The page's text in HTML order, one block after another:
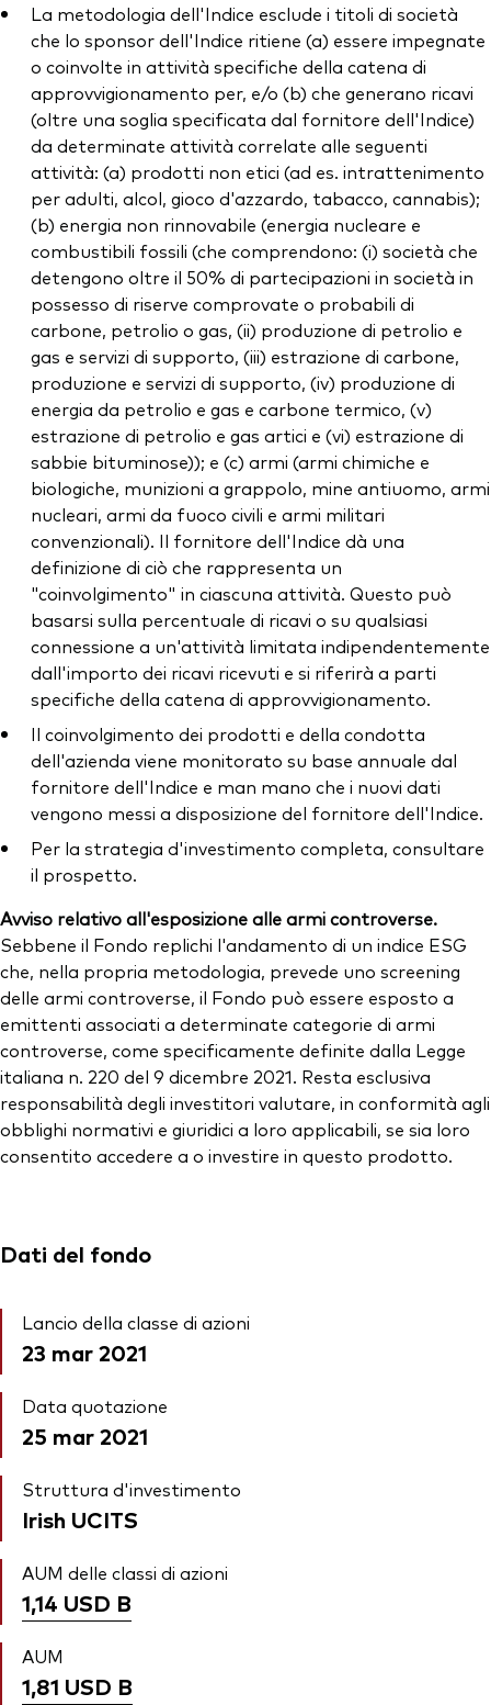
La metodologia dell'Indice esclude i titoli di società
che lo sponsor dell'Indice ritiene (a) essere impegnate
o coinvolte in attività specifiche della catena di
approvvigionamento per, e/o (b) che generano ricavi
(oltre una soglia specificata dal fornitore dell'Indice)
da determinate attività correlate alle seguenti
attività: (a) prodotti non etici (ad es. intrattenimento
per adulti, alcol, gioco d'azzardo, tabacco, cannabis);
(b) energia non rinnovabile (energia nucleare e
combustibili fossili (che comprendono: (i) società che
detengono oltre il 50% di partecipazioni in società in
possesso di riserve comprovate o probabili di
carbone, petrolio o gas, (ii) produzione di petrolio e
gas e servizi di supporto, (iii) estrazione di carbone,
produzione e servizi di supporto, (iv) produzione di
energia da petrolio e gas e carbone termico, (v)
estrazione di petrolio e gas artici e (vi) estrazione di
sabbie bituminose)); e (c) armi (armi chimiche e
biologiche, munizioni a grappolo, mine antiuomo, armi
nucleari, armi da fuoco civili e armi militari
convenzionali). Il fornitore dell'Indice dà una
definizione di ciò che rappresenta un
"coinvolgimento" in ciascuna attività. Questo può
basarsi sulla percentuale di ricavi o su qualsiasi
connessione a un'attività limitata indipendentemente
dall'importo dei ricavi ricevuti e si riferirà a parti
specifiche della catena di approvvigionamento.
Il coinvolgimento dei prodotti e della condotta
dell'azienda viene monitorato su base annuale dal
fornitore dell'Indice e man mano che i nuovi dati
vengono messi a disposizione del fornitore dell'Indice.
Per la strategia d'investimento completa, consultare
il prospetto.
Avviso relativo all'esposizione alle armi controverse.
Sebbene il Fondo replichi l'andamento di un indice ESG
che, nella propria metodologia, prevede uno screening
delle armi controverse, il Fondo può essere esposto a
emittenti associati a determinate categorie di armi
controverse, come specificamente definite dalla Legge
italiana n. 220 del 9 dicembre 2021. Resta esclusiva
responsabilità degli investitori valutare, in conformità agli
obblighi normativi e giuridici a loro applicabili, se sia loro
consentito accedere a o investire in questo prodotto.
Dati del fondo
Lancio della classe di azioni
23 mar 2021
Data quotazione
25 mar 2021
Struttura d'investimento
Irish UCITS
AUM delle classi di azioni
1,14 USD B
AUM
1,81 USD B